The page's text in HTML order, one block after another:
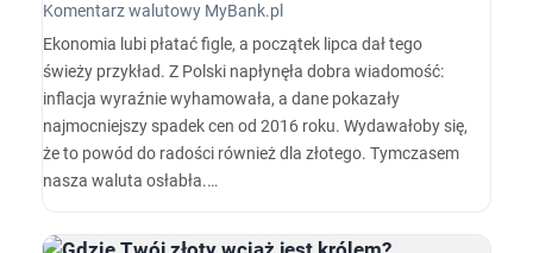
Komentarz walutowy MyBank.pl
Ekonomia lubi płatać figle, a początek lipca dał tego
świeży przykład. Z Polski napłynęła dobra wiadomość:
inflacja wyraźnie wyhamowała, a dane pokazały
najmocniejszy spadek cen od 2016 roku. Wydawałoby się,
że to powód do radości również dla złotego. Tymczasem
nasza waluta osłabła.…